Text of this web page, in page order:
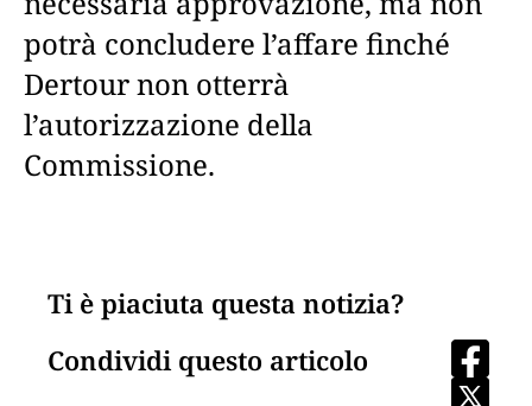
potrà concludere l’affare finché
Dertour non otterrà
l’autorizzazione della
Commissione.
Ti è piaciuta questa notizia?
Condividi questo articolo